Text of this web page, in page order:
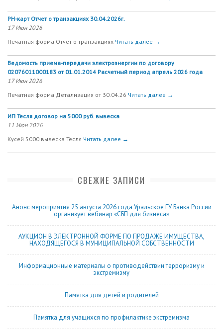
РН-карт Отчет о транзакциях 30.04.2026г.
17 Июн 2026
Печатная форма Отчет о транзакциях Читать далее →
Ведомость приема-передачи электроэнергии по договору
02076011000183 от 01.01.2014 Расчетный период апрель 2026 года
17 Июн 2026
Печатная форма Детализация от 30.04.26 Читать далее →
ИП Тесля договор на 5000 руб. вывеска
11 Июн 2026
Кусей 5000 вывеска Тесля Читать далее →
СВЕЖИЕ ЗАПИСИ
Анонс мероприятия 25 августа 2026 года Уральское ГУ Банка России
организует вебинар «СБП для бизнеса»
АУКЦИОН В ЭЛЕКТРОННОЙ ФОРМЕ ПО ПРОДАЖЕ ИМУЩЕСТВА,
НАХОДЯЩЕГОСЯ В МУНИЦИПАЛЬНОЙ СОБСТВЕННОСТИ
Информационные материалы о противодействии терроризму и
экстремизму
Памятка для детей и родителей
Памятка для учащихся по профилактике экстремизма